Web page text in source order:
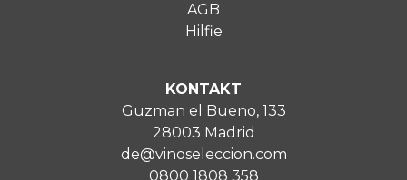
AGB
Hilfie
KONTAKT
Guzman el Bueno, 133
28003 Madrid
de@vinoseleccion.com
0800 1808 358